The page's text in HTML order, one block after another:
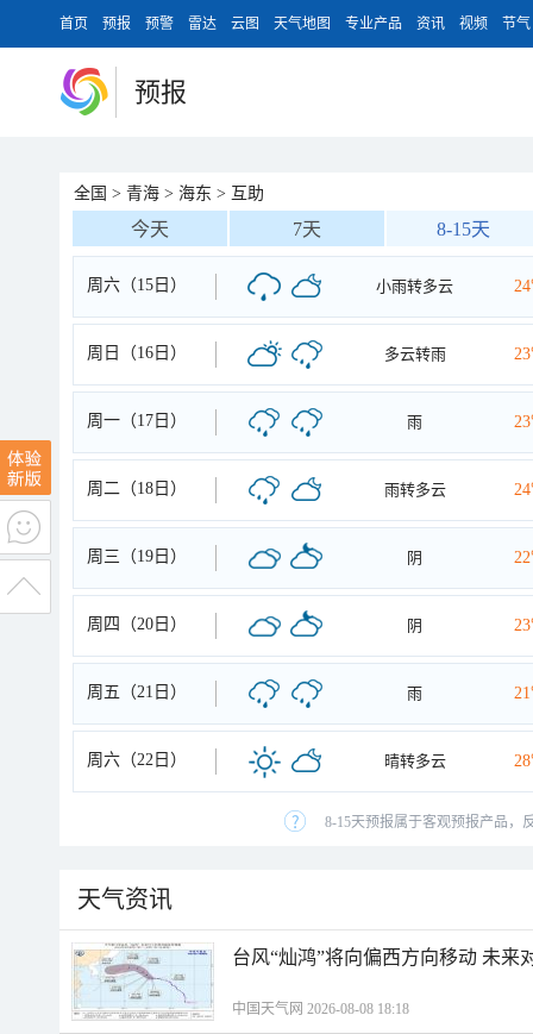
首页 预报 预警 雷达 云图 天气地图 专业产品 资讯 视频 节气
预报
全国 > 青海 > 海东 > 互助
今天 7天 8-15天
周六（15日） 小雨转多云
周日（16日） 多云转雨
周一（17日） 雨
周二（18日） 雨转多云
周三（19日） 阴
周四（20日） 阴
周五（21日） 雨
周六（22日） 晴转多云
8-15天预报属于客观预报产品，
天气资讯
台风“灿鸿”将向偏西方向移动 未来
中国天气网 2026-08-08 18:18